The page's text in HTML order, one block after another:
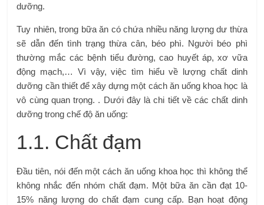
dưỡng.
Tuy nhiên, trong bữa ăn có chứa nhiều năng lượng dư thừa
sẽ dẫn đến tình trạng thừa cân, béo phì. Người béo phì
thường mắc các bệnh tiểu đường, cao huyết áp, xơ vữa
động mạch,… Vì vậy, việc tìm hiểu về lượng chất dinh
dưỡng cần thiết để xây dựng một cách ăn uống khoa học là
vô cùng quan trọng. . Dưới đây là chi tiết về các chất dinh
dưỡng trong chế độ ăn uống:
1.1. Chất đạm
Đầu tiên, nói đến một cách ăn uống khoa học thì không thể
không nhắc đến nhóm chất đạm. Một bữa ăn cần đạt 10-
15% năng lượng do chất đạm cung cấp. Bạn hoạt động